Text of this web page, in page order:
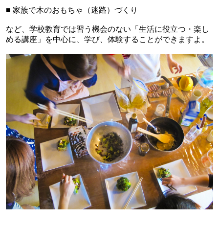
■ 家族で木のおもちゃ（迷路）づくり
など、学校教育では習う機会のない「生活に役立つ・楽し
める講座」を中心に、学び、体験することができますよ。